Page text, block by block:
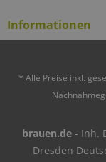
Informationen
* Alle Preise inkl.
brauen.de- Inh.
Dresden